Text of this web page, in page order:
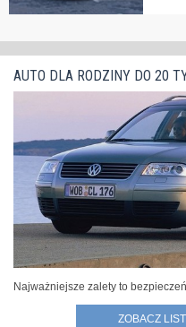
AUTO DLA RODZINY DO 20
Najważniejsze zalety to
ZOBACZ